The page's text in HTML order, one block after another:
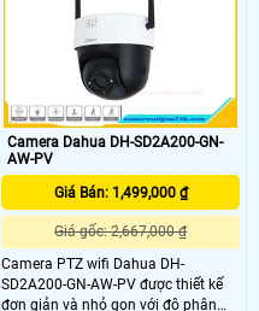
GN-AW-PV-S2 có thể được sử dụng
trong nhiều môi trường giám sát
khác nhau đem lại sự hiệu quả tối
Camera Dahua DH-SD2A200-GN-
AW-PV
Giá Bán: 1,499,000 ₫
Giá gốc: 2,667,000 ₫
Camera PTZ wifi Dahua DH-
SD2A200-GN-AW-PV được thiết kế
đơn giản và nhỏ gọn với độ phân